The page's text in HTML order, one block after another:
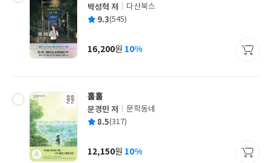
글
쓴
박성혁 저
출
사
다산북스
평 9.3(545)
가
16,200원 10%
훌훌
글
쓴
문경민 저
출
사
문학동네
평 8.5(317)
가
12,150원 10%